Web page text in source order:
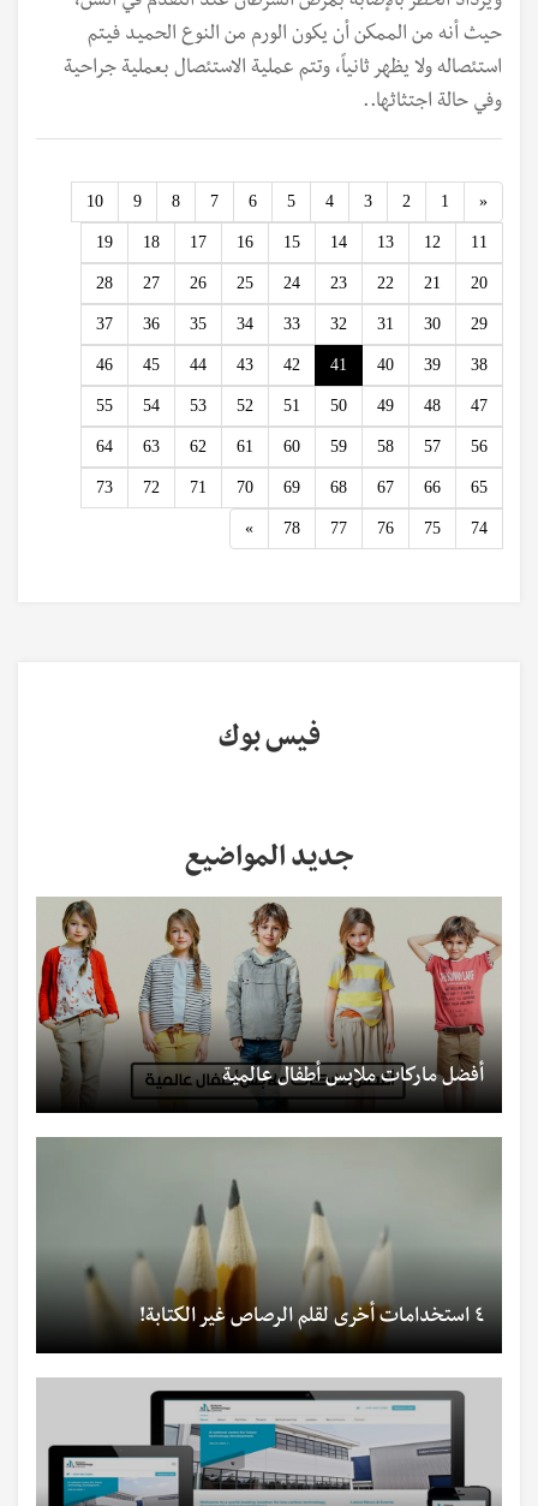
حيث أنه من الممكن أن يكون الورم من النوع الحميد فيتم
استئصاله ولا يظهر ثانياً، وتتم عملية الاستئصال بعملية جراحية
وفي حالة اجتثاثها..
«
Previous
1
2
3
4
5
6
7
8
9
10
11
12
13
14
15
16
17
18
19
20
21
22
23
24
25
26
27
28
29
30
31
32
33
34
35
36
37
38
39
40
41
42
43
44
45
46
47
48
49
50
51
52
53
54
55
56
57
58
59
60
61
62
63
64
65
66
67
68
69
70
71
72
73
74
75
76
77
78
»
Next
فيس بوك
جديد المواضيع
أفضل ماركات ملابس أطفال عالمية
٤ استخدامات أخرى لقلم الرصاص غير الكتابة!